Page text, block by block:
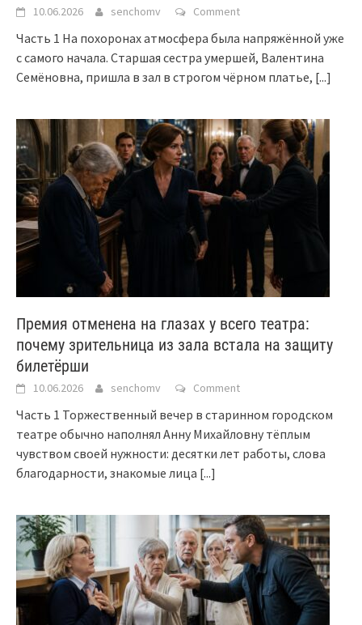
10.06.2026 senchomv Comment
Часть 1 На похоронах атмосфера была напряжённой уже
с самого начала. Старшая сестра умершей, Валентина
Семёновна, пришла в зал в строгом чёрном платье, [...]
Премия отменена на глазах у всего театра:
почему зрительница из зала встала на защиту
билетёрши
10.06.2026 senchomv Comment
Часть 1 Торжественный вечер в старинном городском
театре обычно наполнял Анну Михайловну тёплым
чувством своей нужности: десятки лет работы, слова
благодарности, знакомые лица [...]